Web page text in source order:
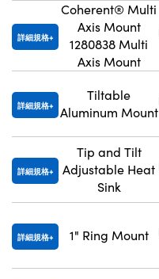
詳細規格
Coherent® Multi
Axis Mount
1280838 Multi
Axis Mount
詳細規格
Tiltable
Aluminum Mount
詳細規格
Tip and Tilt
Adjustable Heat
Sink
詳細規格 1" Ring Mount